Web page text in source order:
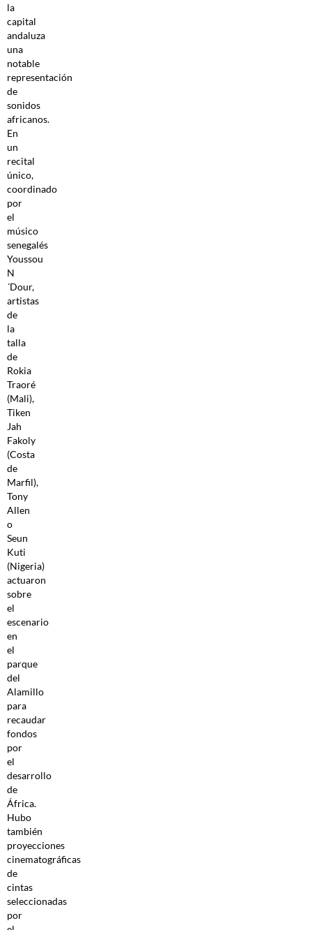
la
capital
andaluza
una
notable
representación
de
sonidos
africanos.
En
un
recital
único,
coordinado
por
el
músico
senegalés
Youssou
N
´Dour,
artistas
de
la
talla
de
Rokia
Traoré
(Mali),
Tiken
Jah
Fakoly
(Costa
de
Marfil),
Tony
Allen
o
Seun
Kuti
(Nigeria)
actuaron
sobre
el
escenario
en
el
parque
del
Alamillo
para
recaudar
fondos
por
el
desarrollo
de
África.
Hubo
también
proyecciones
cinematográficas
de
cintas
seleccionadas
por